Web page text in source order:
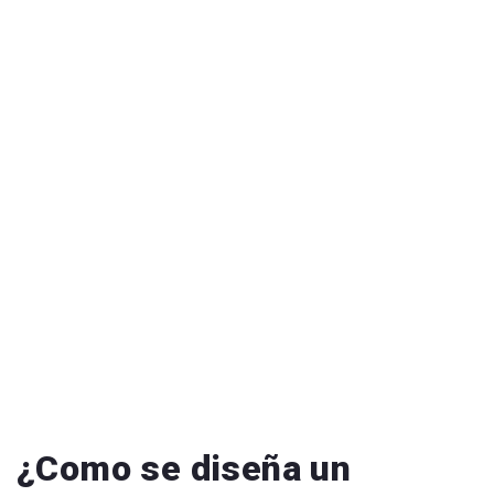
¿Como se diseña un